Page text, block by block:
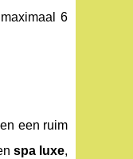
6
een ruim
spa luxe,